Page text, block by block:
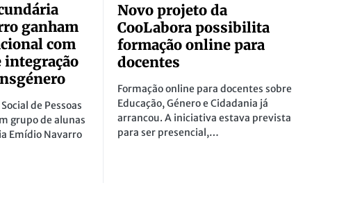
ganham
com
integração
de Pessoas
grupo de alunas
Emídio Navarro
Novo projeto da
CooLabora possibilita
formação online para
docentes
Formação online para docentes sobre
Educação, Género e Cidadania já
arrancou. A iniciativa estava prevista
para ser presencial,…